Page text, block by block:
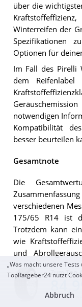
Zum Top
über die
Winterreifen der
Spezifikationen
Optionen für
Im Fall des Pirelli
dem
notwendigen
Kompatibilität
besser beurteilen
Gesamtnote
Die
verschiedenen
175/65 R14 ist
Trotzdem kann
wie
und
darüber geben,
der Winterreifen
Die Tatsache,
M+S keine
„Was macht unsere
TopRatgeber24 nutzt
Abbruch